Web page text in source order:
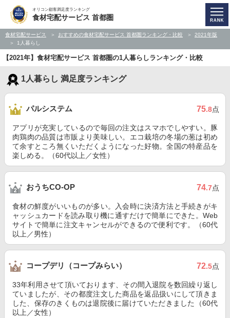
オリコン顧客満足度ランキング
食材宅配サービス 首都圏
食材宅配サービス おすすめの食材宅配サービス 首都圏ランキング・比較
2021年版
1人暮らし
【2021年】食材宅配サービス 首都圏の1人暮らしランキング・比較
1人暮らし 満足度ランキング
パルシステム 75.8点
アプリが充実しているので毎回の注文はスマホでしやすい。豚
肉鶏肉の品質は市販より美味しい。エコ栽培の冬場の葱は初め
て余すところ無くいただくようになった好物。全国の特産品を
楽しめる。（60代以上／女性）
おうちCO-OP 74.7点
食材の鮮度がいいものが多い。入会時に決済方法と手続きがキ
ャッシュカードを読み取り機に通すだけで簡単にできた。Web
サイトで簡単に注文キャンセルができるので便利です。（60代
以上／男性）
コープデリ（コープみらい） 72.5点
33年利用させて頂いております、その間入退院を数回繰り返し
ていましたが、その都度注文した商品を返品扱いにして頂きま
した、保存のきくものは退院後に届けていただきました（60代
以上／女性）